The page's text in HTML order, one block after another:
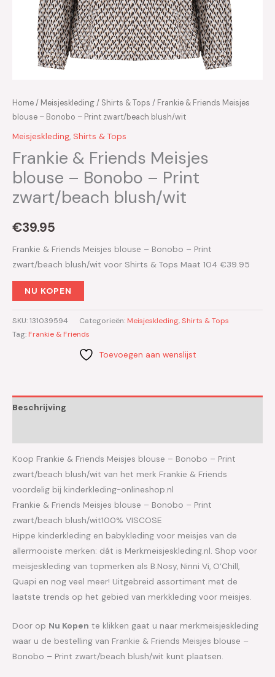
Home/ Meisjeskleding/ Shirts & Tops / Frankie & Friends Meisjes
blouse – Bonobo – Print zwart/beach blush/wit
Meisjeskleding, Shirts & Tops
Frankie & Friends Meisjes
blouse – Bonobo – Print
zwart/beach blush/wit
€39.95
Frankie & Friends Meisjes blouse – Bonobo – Print
zwart/beach blush/wit voor Shirts & Tops Maat 104 €39.95
NU KOPEN
SKU:131039594 Categorieën: Meisjeskleding,Shirts & Tops
Tag: Frankie & Friends
Toevoegen aan wenslijst
Beschrijving
Koop Frankie & Friends Meisjes blouse – Bonobo – Print
zwart/beach blush/wit van het merk Frankie & Friends
voordelig bij kinderkleding-onlineshop.nl
Frankie & Friends Meisjes blouse – Bonobo – Print
zwart/beach blush/wit100% VISCOSE
Hippe kinderkleding en babykleding voor meisjes van de
allermooiste merken: dát is Merkmeisjeskleding.nl. Shop voor
meisjeskleding van topmerken als B.Nosy, Ninni Vi, O’Chill,
Quapi en nog veel meer! Uitgebreid assortiment met de
laatste trends op het gebied van merkkleding voor meisjes.
Door op Nu Kopen te klikken gaat u naar merkmeisjeskleding
waar u de bestelling van Frankie & Friends Meisjes blouse –
Bonobo – Print zwart/beach blush/wit kunt plaatsen.